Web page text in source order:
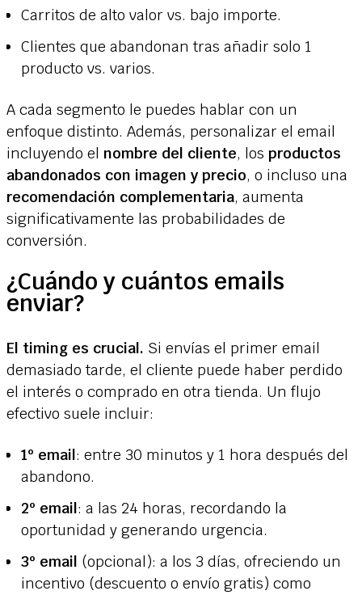
Carritos de alto valor vs. bajo importe.
Clientes que abandonan tras añadir solo 1
producto vs. varios.
A cada segmento le puedes hablar con un
enfoque distinto. Además, personalizar el email
incluyendo el nombre del cliente, los productos
abandonados con imagen y precio, o incluso una
recomendación complementaria, aumenta
significativamente las probabilidades de
conversión.
¿Cuándo y cuántos emails
enviar?
El timing es crucial. Si envías el primer email
demasiado tarde, el cliente puede haber perdido
el interés o comprado en otra tienda. Un flujo
efectivo suele incluir:
1º email: entre 30 minutos y 1 hora después del
abandono.
2º email: a las 24 horas, recordando la
oportunidad y generando urgencia.
3º email (opcional): a los 3 días, ofreciendo un
incentivo (descuento o envío gratis) como